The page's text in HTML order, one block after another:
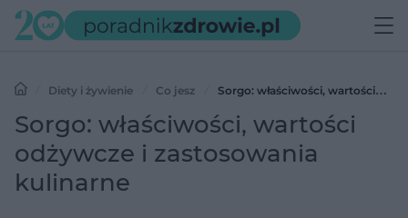
Diety i żywienie Co jesz
Sorgo: właściwości, wartości
odżywcze i zastosowania kulinarne
Sorgo: właściwości, wartości
odżywcze i zastosowania
kulinarne